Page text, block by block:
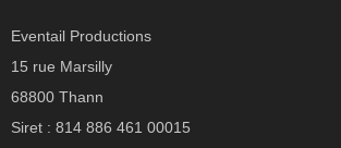
Eventail Productions
15 rue Marsilly
68800 Thann
Siret : 814 886 461 00015